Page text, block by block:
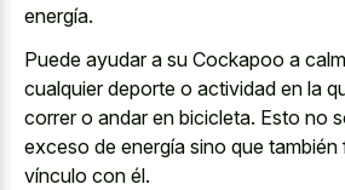
energía.
Puede ayudar a su Cockapoo a
cualquier deporte o actividad en la
correr o andar en bicicleta. Esto no
exceso de energía sino que
vínculo con él.